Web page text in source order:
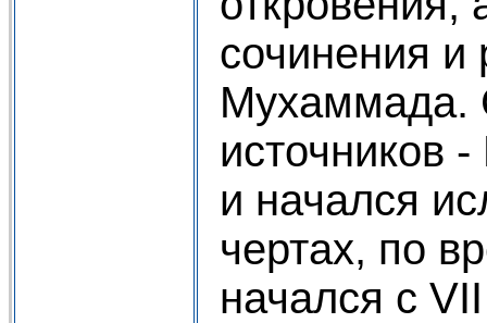
сочинения
Мухаммада.
источников
и начался
чертах, по
начался с